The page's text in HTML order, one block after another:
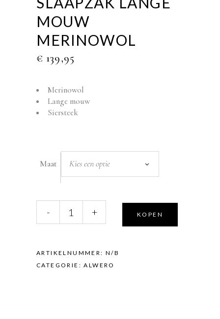
MOUW
MERINOWOL
€ 139,95
Merinowol
Lange mouw
Siersteek
Maat Kies een optie
merinowol
quantity
- + KOPEN
ARTIKELNUMMER: N/B
CATEGORIE:ALWERO